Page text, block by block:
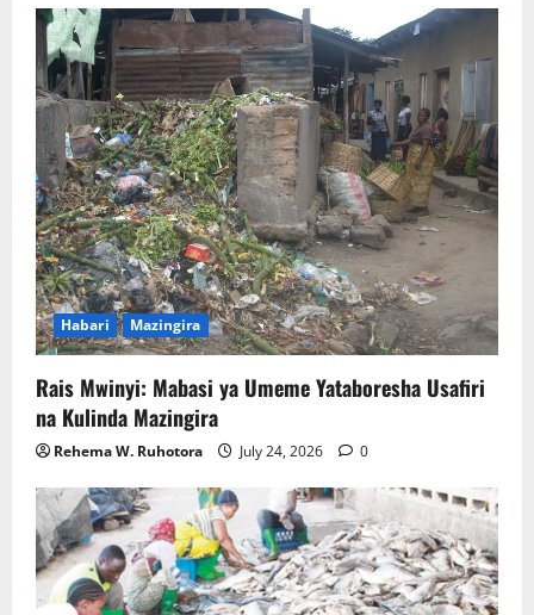
Habari Mazingira
Rais Mwinyi: Mabasi ya Umeme Yataboresha Usafiri
na Kulinda Mazingira
Rehema W. Ruhotora July 24, 2026 0